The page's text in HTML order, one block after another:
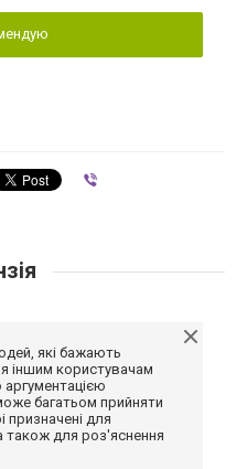
які бажають
іншим користувачам
багатьом прийняти
призначені для
також для роз'яснення